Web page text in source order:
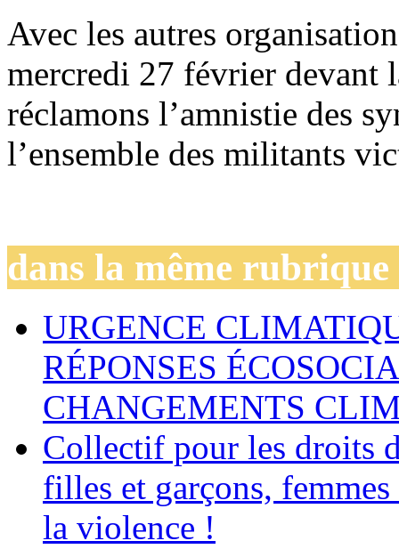
Avec les autres
mercredi 27 février devant
réclamons l’amnistie des
l’ensemble des militants
dans la même rubrique
URGENCE
RÉPONSES
CHANGEMENTS
Collectif pour les droits
filles et garçons,
la violence !